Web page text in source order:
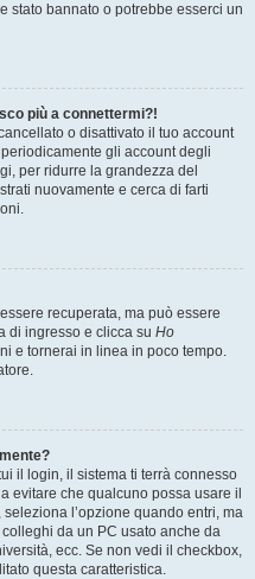
stato bannato o potrebbe esserci un
più a connettermi?!
o disattivato il tuo account
gli account degli
per ridurre la grandezza del
nuovamente e cerca di farti
recuperata, ma può essere
di ingresso e clicca su Ho
e tornerai in linea in poco tempo.
il login, il sistema ti terrà connesso
evitare che qualcuno possa usare il
l’opzione quando entri, ma
da un PC usato anche da
ecc. Se non vedi il checkbox,
questa caratteristica.